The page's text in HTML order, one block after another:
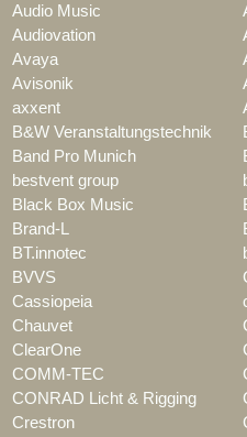
Audio Music
Audiovation
Avaya
Avisonik
axxent
B&W Veranstaltungstechnik
Band Pro Munich
bestvent group
Black Box Music
Brand-L
BT.innotec
BVVS
Cassiopeia
Chauvet
ClearOne
COMM-TEC
CONRAD Licht & Rigging
Crestron